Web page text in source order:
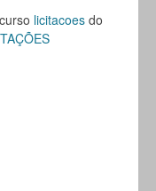
licitacoes do